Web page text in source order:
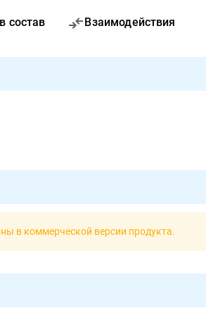
состав Взаимодействия
в коммерческой версии продукта.